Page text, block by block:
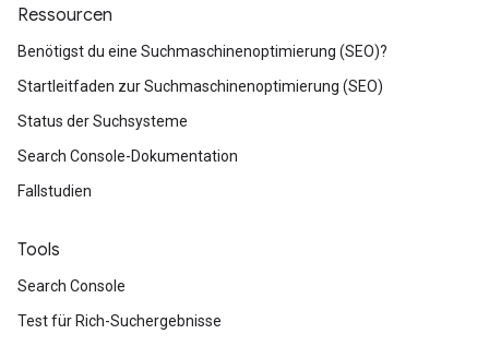
Ressourcen
Benötigst du eine Suchmaschinenoptimierung (SEO)?
Startleitfaden zur Suchmaschinenoptimierung (SEO)
Status der Suchsysteme
Search Console-Dokumentation
Fallstudien
Tools
Search Console
Test für Rich-Suchergebnisse